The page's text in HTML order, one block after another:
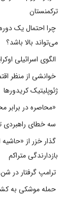
ترکمنستان
چرا احتمال یک
می‌تواند بالا باشد؟
الگوی اسرائیلی
خوانشی از منظر
ژئوپلیتیک کریدورها
«محاصره در برابر
سه خطای راهبردی
گذار خزر از
بازدارندگی متراکم
ترامپ گرفتار در
حمله موشکی به